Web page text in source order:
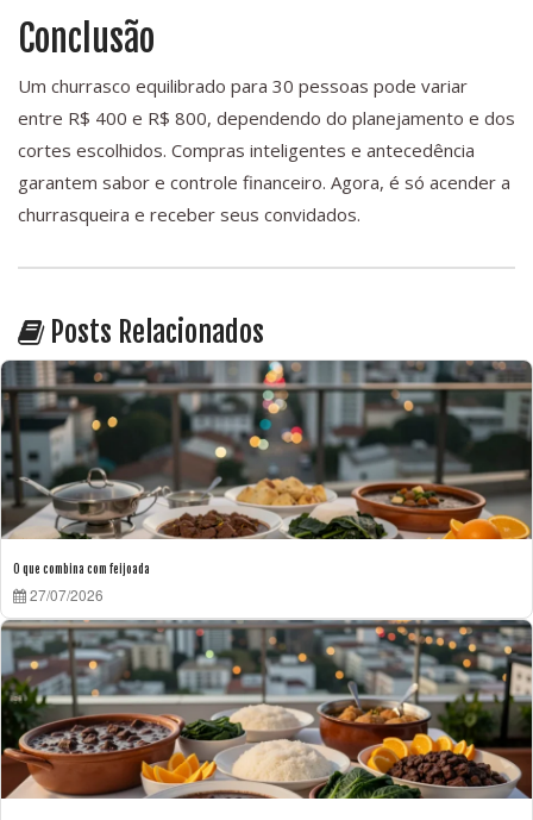
Conclusão
Um churrasco equilibrado para 30 pessoas pode variar
entre R$ 400 e R$ 800, dependendo do planejamento e dos
cortes escolhidos. Compras inteligentes e antecedência
garantem sabor e controle financeiro. Agora, é só acender a
churrasqueira e receber seus convidados.
Posts Relacionados
O que combina com feijoada
27/07/2026